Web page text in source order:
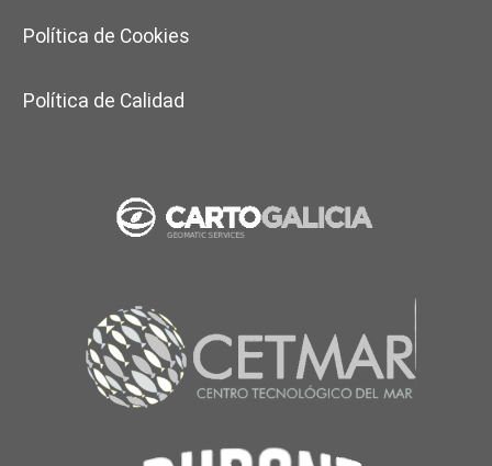
Política de Cookies
Política de Calidad